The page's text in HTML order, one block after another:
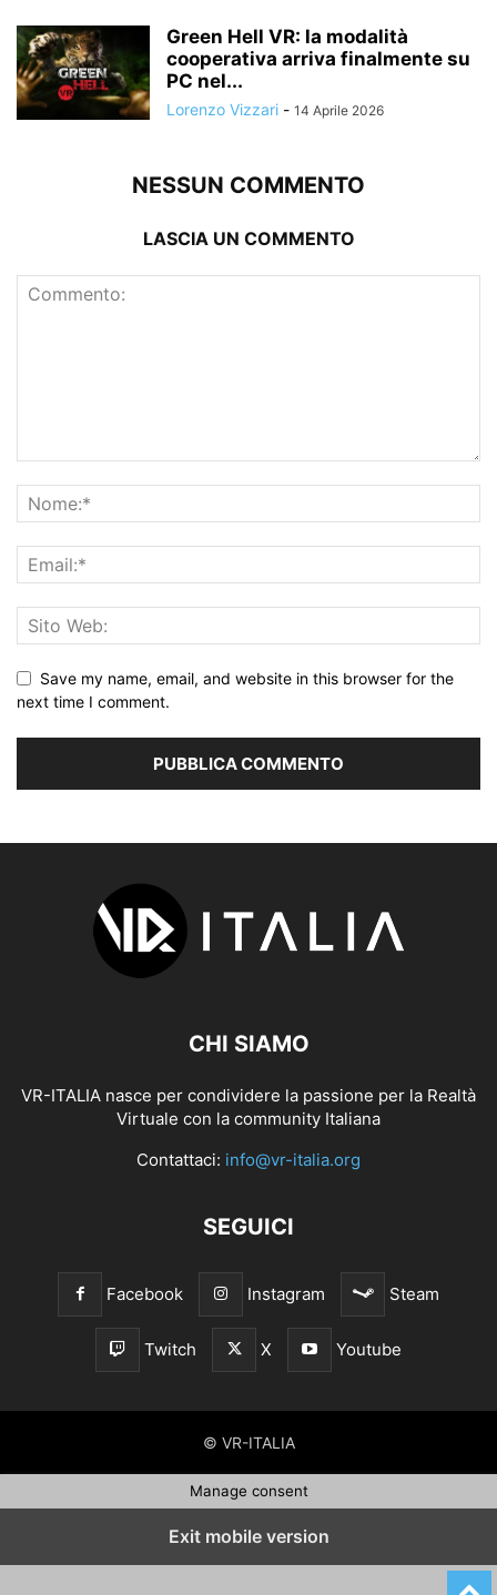
Green Hell VR: la modalità
cooperativa arriva finalmente su
PC nel...
Lorenzo Vizzari - 14 Aprile 2026
NESSUN COMMENTO
LASCIA UN COMMENTO
Save my name, email, and website in this browser for the
next time I comment.
CHI SIAMO
VR-ITALIA nasce per condividere la passione per la Realtà
Virtuale con la community Italiana
Contattaci: info@vr-italia.org
SEGUICI
Facebook Instagram Steam
Twitch X Youtube
© VR-ITALIA
Manage consent
Exit mobile version